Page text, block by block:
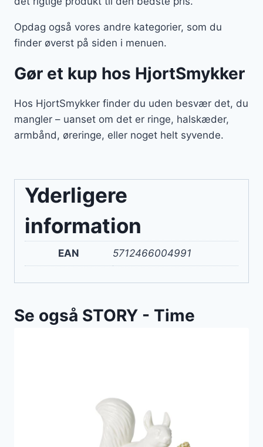
Opdag også vores andre kategorier, som du
finder øverst på siden i menuen.
Gør et kup hos HjortSmykker
Hos HjortSmykker finder du uden besvær det, du
mangler – uanset om det er ringe, halskæder,
armbånd, øreringe, eller noget helt syvende.
Yderligere
information
EAN 5712466004991
Se også STORY - Time